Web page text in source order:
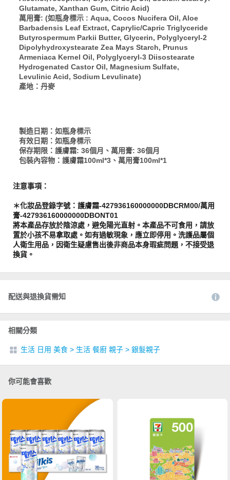
Glutamate, Xanthan Gum, Citric Acid)
萬用膏: (如瓶身標示 : Aqua, Cocos Nucifera Oil, Aloe
Barbadensis Leaf Extract, Caprylic/Capric Triglyceride
Butyrospermum Parkii Butter, Glycerin, Polyglyceryl-2
Dipolyhydroxystearate Zea Mays Starch, Prunus
Armeniaca Kernel Oil, Polyglyceryl-3 Diisostearate
Hydrogenated Castor Oil, Magnesium Sulfate,
Levulinic Acid, Sodium Levulinate)
產地：丹麥
製造日期：如瓶身標示
有效日期：如瓶身標示
保存期限：護膚霜: 36個月、萬用膏: 36個月
包裝內容物：護膚霜100ml*3、萬用膏100ml*1
注意事項：
＊化妝品登錄字號：護膚霜-427936160000000DBCRM00/萬用
膏-427936160000000DBONT01
將本產品存放於陰涼處，避免陽光直射。本產品不可食用，請放
置於小孩不易拿取處。如有過敏現象，應立即停用。洗護品屬個
人衛生用品，因衛生疑慮售出後非商品本身瑕疵問題，不接受退
換貨。
配送與退換貨需知
相關分類
生活 日用 美食 > 生活 餐廚 親子 > 銀髮親子
你可能會喜歡